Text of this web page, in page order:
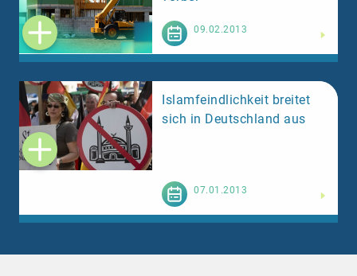
09.02.2013
Islamfeindlichkeit breitet
sich in Deutschland aus
07.01.2013